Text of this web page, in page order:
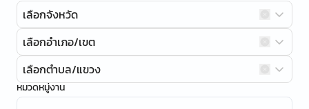
เลือกจังหวัด
เลือกอำเภอ/เขต
เลือกตำบล/แขวง
หมวดหมู่งาน